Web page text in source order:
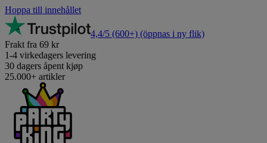
Hoppa till innehållet
4,4/5 (600+) (öppnas i ny flik)
Frakt fra 69 kr
1-4 virkedagers levering
30 dagers åpent kjøp
25.000+ artikler